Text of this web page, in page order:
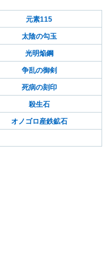
元素115
太陰の勾玉
光明焔鋼
争乱の御剣
死病の刻印
殺生石
オノゴロ産鉄鉱石